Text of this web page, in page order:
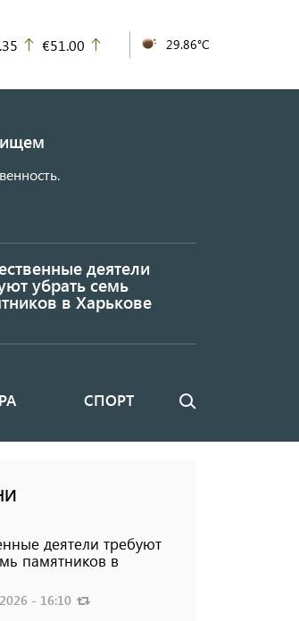
up
€51.00 29.86°C
деятели
убрать семь
в Харькове
СПОРТ Поиск
деятели требуют
памятников в
- 16:10